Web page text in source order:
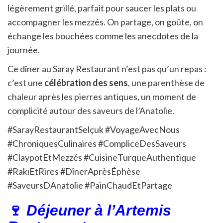
légèrement grillé, parfait pour saucer les plats ou
accompagner les mezzés. On partage, on goûte, on
échange les bouchées comme les anecdotes de la
journée.
Ce dîner au Saray Restaurant n’est pas qu’un repas :
c’est une célébration des sens, une parenthèse de
chaleur après les pierres antiques, un moment de
complicité autour des saveurs de l’Anatolie.
#SarayRestaurantSelçuk #VoyageAvecNous
#ChroniquesCulinaires #CompliceDesSaveurs
#ClaypotEtMezzés #CuisineTurqueAuthentique
#RakıEtRires #DînerAprèsÉphèse
#SaveursDAnatolie #PainChaudEtPartage
🍷 Déjeuner à l’Artemis